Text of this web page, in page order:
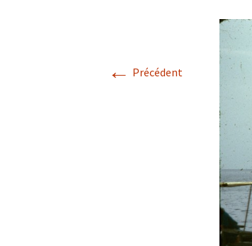
← Précédent